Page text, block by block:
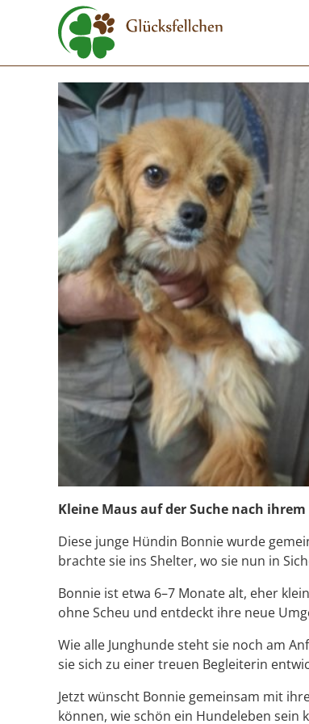
Kleine Maus auf der Suche nach
Diese junge Hündin Bonnie wurde
brachte sie ins Shelter, wo sie nun in
Bonnie ist etwa 6–7 Monate alt, eher
ohne Scheu und entdeckt ihre neue
Wie alle Junghunde steht sie noch am
sie sich zu einer treuen Begleiterin
Jetzt wünscht Bonnie gemeinsam mit
können, wie schön ein Hundeleben sein